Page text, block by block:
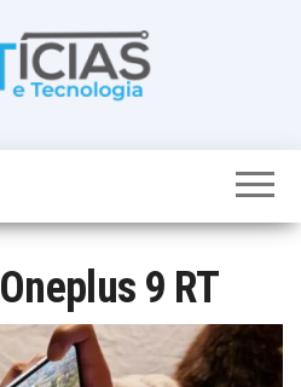
noticias de
num só lugar
Oneplus 9 RT